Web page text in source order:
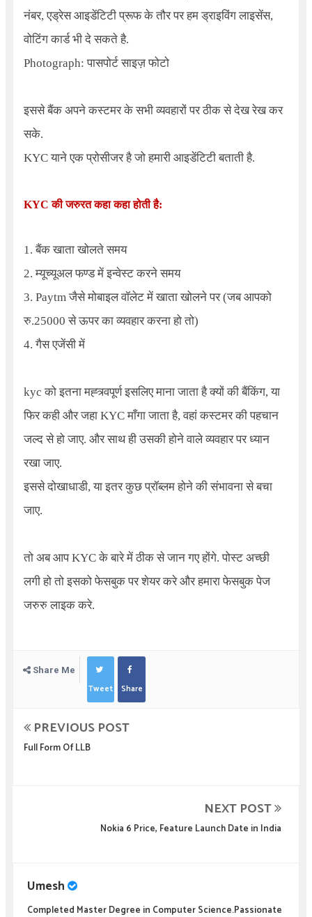
नंबर, एड्रेस आइडेंटिटी प्रूफ के तौर पर हम ड्राइविंग लाइसेंस,
वोटिंग कार्ड भी दे सकते है.
Photograph:पासपोर्ट साइज़ फोटो
इससे बैंक अपने कस्टमर के सभी व्यवहारों पर ठीक से देख रेख कर
सके.
KYC याने एक प्रोसीजर है जो हमारी आइडेंटिटी बताती है.
KYC की जरुरत कहा कहा होती है:
1.बैंक खाता खोलते समय
2. म्यूच्यूअल फण्ड में इन्वेस्ट करने समय
3. Paytmजैसे मोबाइल वॉलेट में खाता खोलने पर (जब आपको
रु.25000 से ऊपर का व्यवहार करना हो तो)
4. गैस एजेंसी में
kyc को इतना मह्त्र्वपूर्ण इसलिए माना जाता है क्यों की बैंकिंग, या
फिर कही और जहा KYC माँगा जाता है, वहां कस्टमर की पहचान
जल्द से हो जाए. और साथ ही उसकी होने वाले व्यवहार पर ध्यान
रखा जाए.
इससे दोखाधाडी, या इतर कुछ प्रॉब्लम होने की संभावना से बचा
जाए.
तो अब आप KYC के बारे में ठीक से जान गए होंगे. पोस्ट अच्छी
लगी हो तो इसको फेसबुक पर शेयर करे और हमारा फेसबुक पेज
जरुरु लाइक करे.
Share Me
Tweet Share
PREVIOUS POST
Full Form Of LLB
NEXT POST
Nokia 6 Price, Feature Launch Date in India
Umesh
Completed Master Degree in Computer Science.Passionate